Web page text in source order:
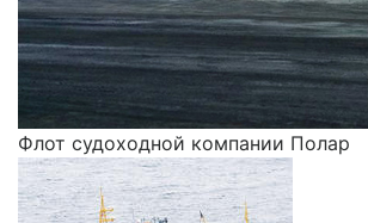
Флот судоходной компании Полар